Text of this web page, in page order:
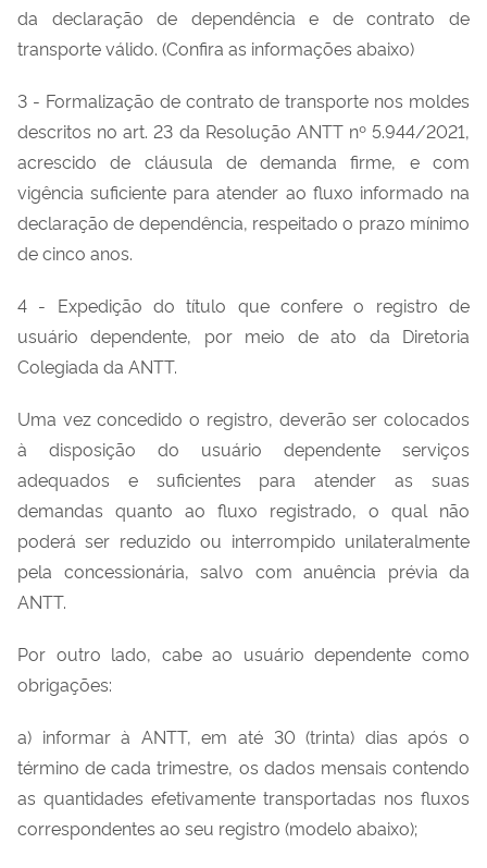
da declaração de dependência e de contrato de
transporte válido. (Confira as informações abaixo)
3 - Formalização de contrato de transporte nos moldes
descritos no art. 23 da Resolução ANTT nº 5.944/2021,
acrescido de cláusula de demanda firme, e com
vigência suficiente para atender ao fluxo informado na
declaração de dependência, respeitado o prazo mínimo
de cinco anos.
4 - Expedição do título que confere o registro de
usuário dependente, por meio de ato da Diretoria
Colegiada da ANTT.
Uma vez concedido o registro, deverão ser colocados
à disposição do usuário dependente serviços
adequados e suficientes para atender as suas
demandas quanto ao fluxo registrado, o qual não
poderá ser reduzido ou interrompido unilateralmente
pela concessionária, salvo com anuência prévia da
ANTT.
Por outro lado, cabe ao usuário dependente como
obrigações:
a) informar à ANTT, em até 30 (trinta) dias após o
término de cada trimestre, os dados mensais contendo
as quantidades efetivamente transportadas nos fluxos
correspondentes ao seu registro (modelo abaixo);